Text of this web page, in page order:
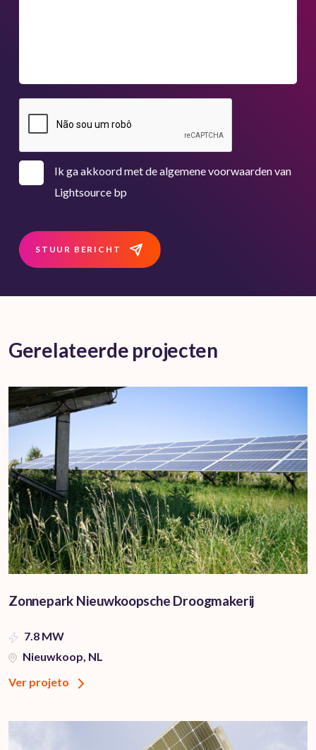
Ik ga akkoord met de algemene voorwaarden van
Lightsource bp
STUUR BERICHT
Gerelateerde projecten
Zonnepark Nieuwkoopsche Droogmakerij
7.8 MW
Nieuwkoop, NL
Ver projeto